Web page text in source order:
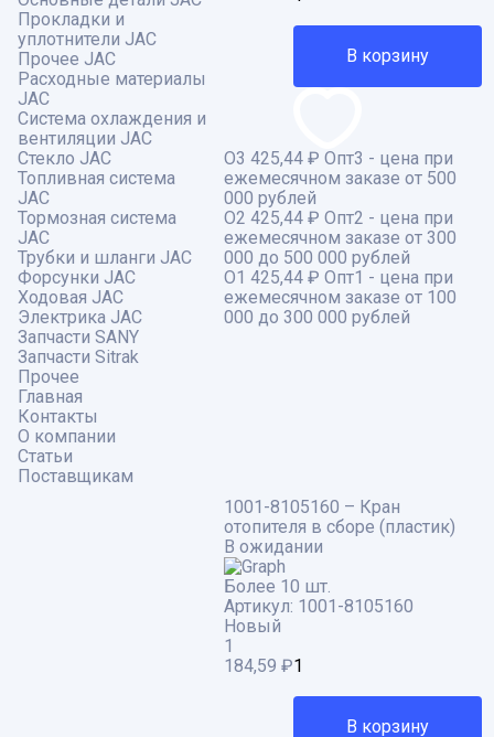
Прокладки и
уплотнители JAC
Прочее JAC
Расходные материалы
JAC
Система охлаждения и
вентиляции JAC
Стекло JAC
Топливная система
JAC
Тормозная система
JAC
Трубки и шланги JAC
Форсунки JAC
Ходовая JAC
Электрика JAC
Запчасти SANY
Запчасти Sitrak
Прочее
Главная
Контакты
О компании
Статьи
Поставщикам
В корзину
О3 425,44 ₽ Опт3 - цена при
ежемесячном заказе от 500
000 рублей
О2 425,44 ₽ Опт2 - цена при
ежемесячном заказе от 300
000 до 500 000 рублей
О1 425,44 ₽ Опт1 - цена при
ежемесячном заказе от 100
000 до 300 000 рублей
1001-8105160 – Кран
отопителя в сборе (пластик)
В ожидании
Более 10 шт.
Артикул: 1001-8105160
Новый
1
184,59 ₽
В корзину